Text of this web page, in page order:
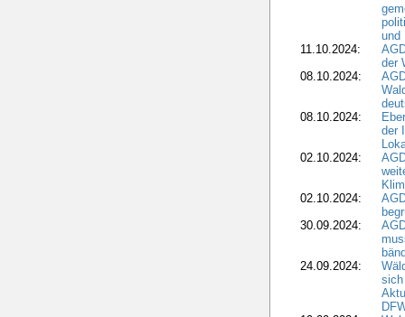
und
11.10.2024:
der
08.10.2024:
08.10.2024:
der
02.10.2024:
02.10.2024:
30.09.2024:
24.09.2024:
sich